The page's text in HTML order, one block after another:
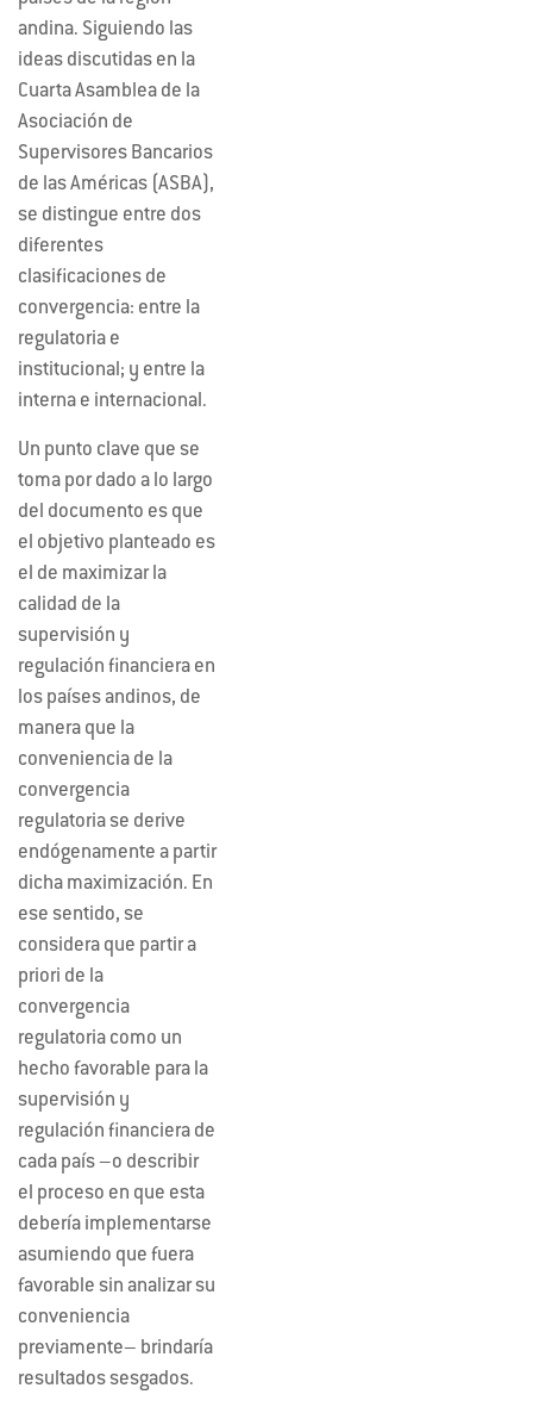
andina. Siguiendo las
ideas discutidas en la
Cuarta Asamblea de la
Asociación de
Supervisores Bancarios
de las Américas (ASBA),
se distingue entre dos
diferentes
clasificaciones de
convergencia: entre la
regulatoria e
institucional; y entre la
interna e internacional.
Un punto clave que se
toma por dado a lo largo
del documento es que
el objetivo planteado es
el de maximizar la
calidad de la
supervisión y
regulación financiera en
los países andinos, de
manera que la
conveniencia de la
convergencia
regulatoria se derive
endógenamente a partir
dicha maximización. En
ese sentido, se
considera que partir a
priori de la
convergencia
regulatoria como un
hecho favorable para la
supervisión y
regulación financiera de
cada país –o describir
el proceso en que esta
debería implementarse
asumiendo que fuera
favorable sin analizar su
conveniencia
previamente– brindaría
resultados sesgados.